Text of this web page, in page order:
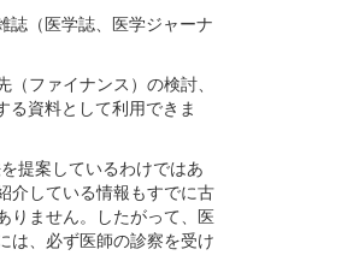
誌（医学誌、医学ジャーナ
ファイナンス）の検討、
資料として利用できま
提案しているわけではあ
介している情報もすでに古
りません。したがって、医
は、必ず医師の診察を受け